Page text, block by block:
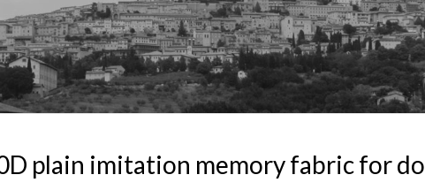
plain imitation memory fabric for